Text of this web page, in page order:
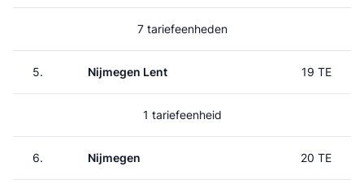
7 tariefeenheden
5. Nijmegen Lent 19 TE
1 tariefeenheid
6. Nijmegen 20 TE